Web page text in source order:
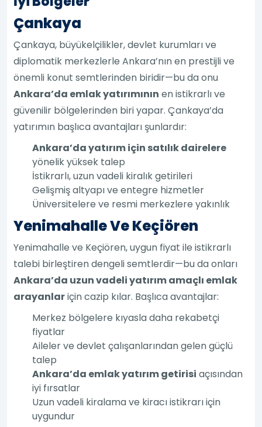
Çankaya
Çankaya, büyükelçilikler, devlet kurumları ve
diplomatik merkezlerle Ankara’nın en prestijli ve
önemli konut semtlerinden biridir—bu da onu
Ankara’da emlak yatırımının en istikrarlı ve
güvenilir bölgelerinden biri yapar. Çankaya’da
yatırımın başlıca avantajları şunlardır:
Ankara’da yatırım için satılık dairelere
yönelik yüksek talep
İstikrarlı, uzun vadeli kiralık getirileri
Gelişmiş altyapı ve entegre hizmetler
Üniversitelere ve resmi merkezlere yakınlık
Yenimahalle Ve Keçiören
Yenimahalle ve Keçiören, uygun fiyat ile istikrarlı
talebi birleştiren dengeli semtlerdir—bu da onları
Ankara’da uzun vadeli yatırım amaçlı emlak
arayanlariçin cazip kılar. Başlıca avantajlar:
Merkez bölgelere kıyasla daha rekabetçi
fiyatlar
Aileler ve devlet çalışanlarından gelen güçlü
talep
Ankara’da emlak yatırım getirisi açısından
iyi fırsatlar
Uzun vadeli kiralama ve kiracı istikrarı için
uygundur